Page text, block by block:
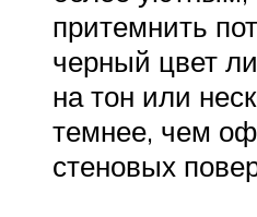
притемнить
черный цвет
на тон или
темнее, чем
стеновых